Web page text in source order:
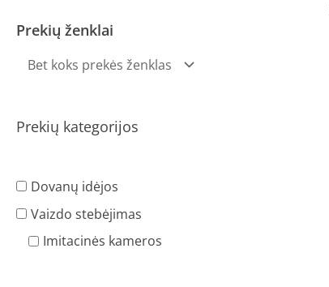
Prekių ženklai
Prekių kategorijos
Dovanų idėjos
Vaizdo stebėjimas
Imitacinės kameros